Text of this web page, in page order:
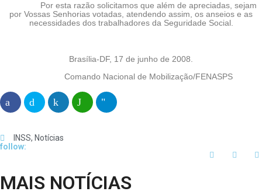
Por esta razão solicitamos que além de apreciadas, sejam
por Vossas Senhorias votadas, atendendo assim, os anseios e as
necessidades dos trabalhadores da Seguridade Social.
Brasília-DF, 17 de junho de 2008.
Comando Nacional de Mobilização/FENASPS
INSS, Notícias
follow:
MAIS NOTÍCIAS